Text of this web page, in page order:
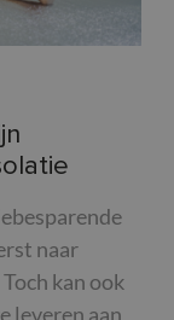
naar
kan ook
leveren aan